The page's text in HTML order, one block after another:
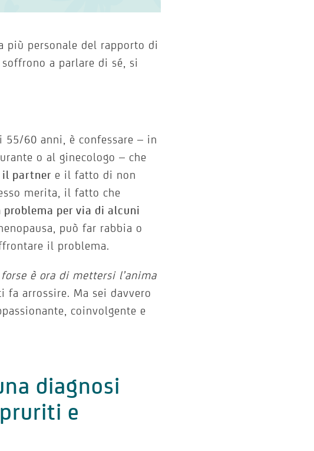
più personale del rapporto di
a parlare di sé, si
55/60 anni, è confessare – in
o al ginecologo – che
partner e il fatto di non
merita, il fatto che
per via di alcuni
può far rabbia o
il problema.
è ora di mettersi l’anima
fa arrossire. Ma sei davvero
coinvolgente e
diagnosi
e